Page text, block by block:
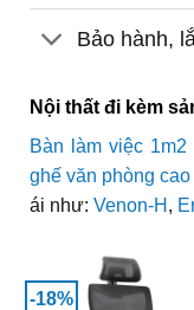
Bảo hành,
Nội thất đi kèm
Bàn làm việc 1m2
ghế văn phòng cao
ái như: Venon-H ,
-18%